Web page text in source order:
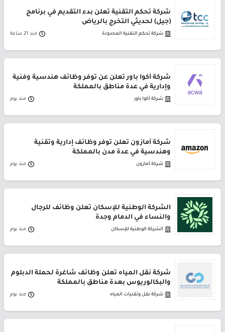
شركة تحكم التقنية تعلن بدء التقديم في برنامج
(جيل) لحديثي التخرج بالرياض
شركة تحكم التقنية المحدودة منذ 21 ساعة
شركة أكوا باور تعلن عن توفر وظائف هندسية وفنية
وإدارية في عدة مناطق بالمملكة
شركة أكوا باور منذ يوم
شركة أمازون تعلن توفر وظائف إدارية وتقنية
وهندسية في عدة مدن بالمملكة
شركة أمازون منذ يوم
الشركة الوطنية للإسكان تعلن وظائف للرجال
والنساء في الدمام وجدة
الشركة الوطنية للإسكان منذ يوم
شركة نقل المياه تعلن وظائف شاغرة لحملة الدبلوم
والبكالوريوس بعدة مناطق بالمملكة
شركة نقل وتقنيات المياه منذ يوم